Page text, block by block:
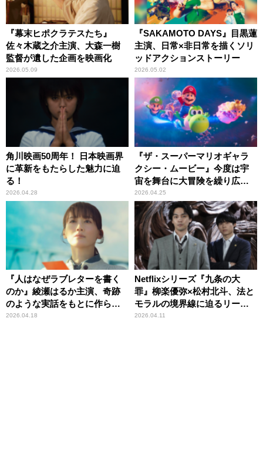
『幕末ヒポクラテスたち』
佐々木蔵之介主演、大森一樹
監督が遺した企画を映画化
2026.05.09
『SAKAMOTO DAYS』目黒蓮
主演、日常×非日常を描くソリ
ッドアクションストーリー
2026.05.02
角川映画50周年！ 日本映画界
に革新をもたらした魅力に迫
る！
2026.04.28
『ザ・スーパーマリオギャラ
クシー・ムービー』今度は宇
宙を舞台に大冒険を繰り広げ
る！
2026.04.25
『人はなぜラブレターを書く
のか』綾瀬はるか主演、奇跡
のような実話をもとに作られ
た感動作
2026.04.18
Netflixシリーズ『九条の大
罪』柳楽優弥×松村北斗、法と
モラルの境界線に迫るリーガ
ル・サスペンス
2026.04.11